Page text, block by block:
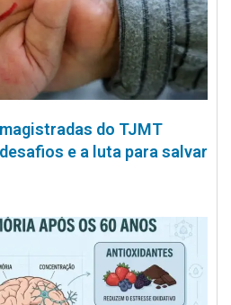
do TJMT
e a luta para salvar